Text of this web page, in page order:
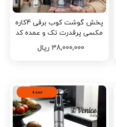
پخش گوشت کوب برقی 4کاره
مکسی پرقدرت تک و عمده کد
Z3178
38,000,000 ریال
عمده